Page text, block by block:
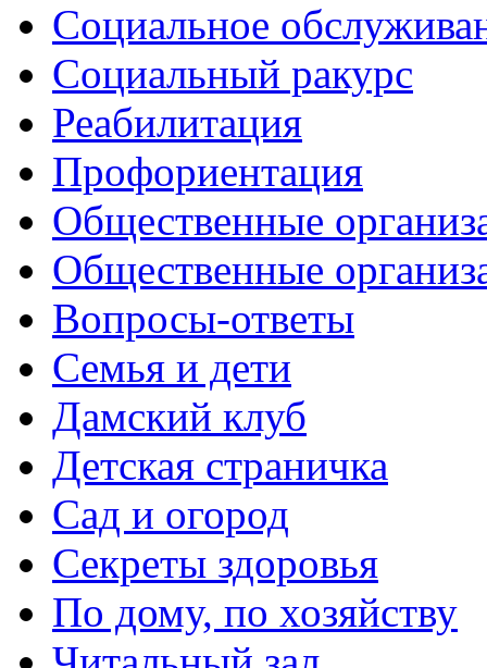
Социальное
Социальный ракурс
Реабилитация
Профориентация
Общественные
Общественные
Вопросы-ответы
Семья и дети
Дамский клуб
Детская страничка
Сад и огород
Секреты здоровья
По дому, по хозяйству